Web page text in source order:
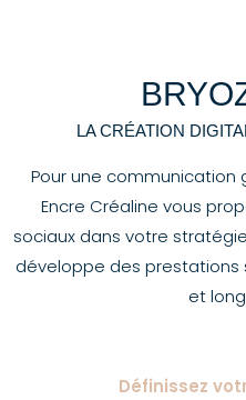
LA CRÉATION
Pour une
Encre Créaline vous
sociaux dans votre
développe des prestations
et
Définissez